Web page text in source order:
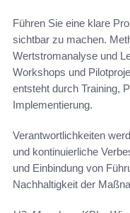
Führen Sie eine klare
sichtbar zu machen.
Wertstromanalyse und
Workshops und
entsteht durch Training,
Implementierung.
Verantwortlichkeiten
und kontinuierliche
und Einbindung von
Nachhaltigkeit der